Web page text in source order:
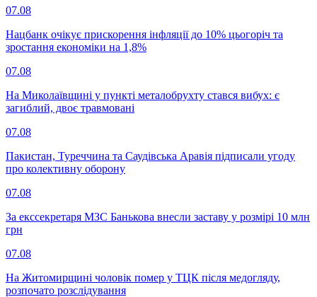
07.08
Нацбанк очікує прискорення інфляції до 10% цьогоріч та
зростання економіки на 1,8%
07.08
На Миколаївщині у пункті металобрухту стався вибух: є
загиблий, двоє травмовані
07.08
Пакистан, Туреччина та Саудівська Аравія підписали угоду
про колективну оборону
07.08
За екссекретаря МЗС Банькова внесли заставу у розмірі 10 млн
грн
07.08
На Житомирщині чоловік помер у ТЦК після медогляду,
розпочато розслідування